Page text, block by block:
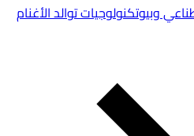
وبيوتكنولوجيات توالد الأغنام